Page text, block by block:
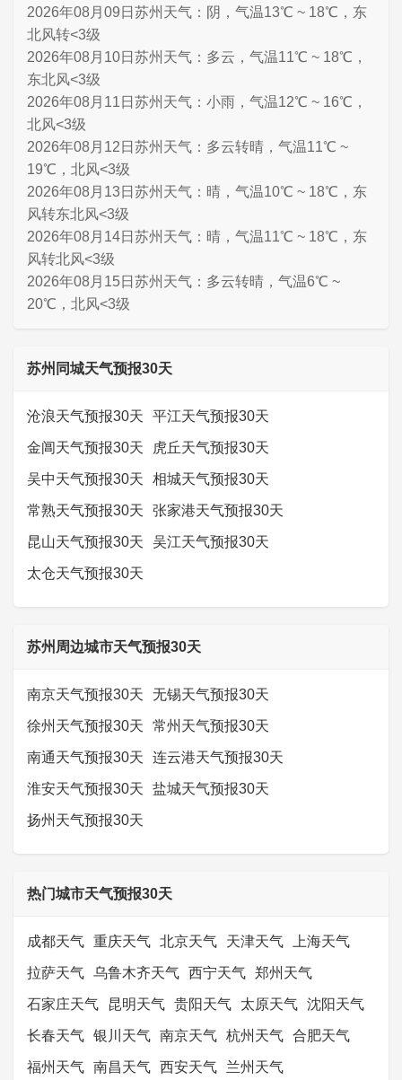
2026年08月09日苏州天气：阴，气温13℃ ~ 18℃，东
北风转<3级
2026年08月10日苏州天气：多云，气温11℃ ~ 18℃，
东北风<3级
2026年08月11日苏州天气：小雨，气温12℃ ~ 16℃，
北风<3级
2026年08月12日苏州天气：多云转晴，气温11℃ ~
19℃，北风<3级
2026年08月13日苏州天气：晴，气温10℃ ~ 18℃，东
风转东北风<3级
2026年08月14日苏州天气：晴，气温11℃ ~ 18℃，东
风转北风<3级
2026年08月15日苏州天气：多云转晴，气温6℃ ~
20℃，北风<3级
苏州同城天气预报30天
沧浪天气预报30天 平江天气预报30天
金阊天气预报30天 虎丘天气预报30天
吴中天气预报30天 相城天气预报30天
常熟天气预报30天 张家港天气预报30天
昆山天气预报30天 吴江天气预报30天
太仓天气预报30天
苏州周边城市天气预报30天
南京天气预报30天 无锡天气预报30天
徐州天气预报30天 常州天气预报30天
南通天气预报30天 连云港天气预报30天
淮安天气预报30天 盐城天气预报30天
扬州天气预报30天
热门城市天气预报30天
成都天气 重庆天气 北京天气 天津天气 上海天气
拉萨天气 乌鲁木齐天气 西宁天气 郑州天气
石家庄天气 昆明天气 贵阳天气 太原天气 沈阳天气
长春天气 银川天气 南京天气 杭州天气 合肥天气
福州天气 南昌天气 西安天气 兰州天气